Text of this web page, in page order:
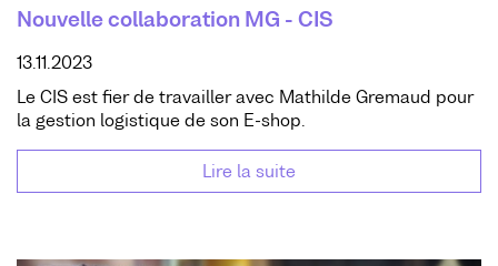
Nouvelle collaboration MG - CIS
13.11.2023
Le CIS est fier de travailler avec Mathilde Gremaud pour
la gestion logistique de son E-shop.
Lire la suite